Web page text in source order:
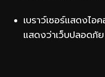
เบราว์เซอร์แสดงไอ
แสดงว่าเว็บปลอดภัย